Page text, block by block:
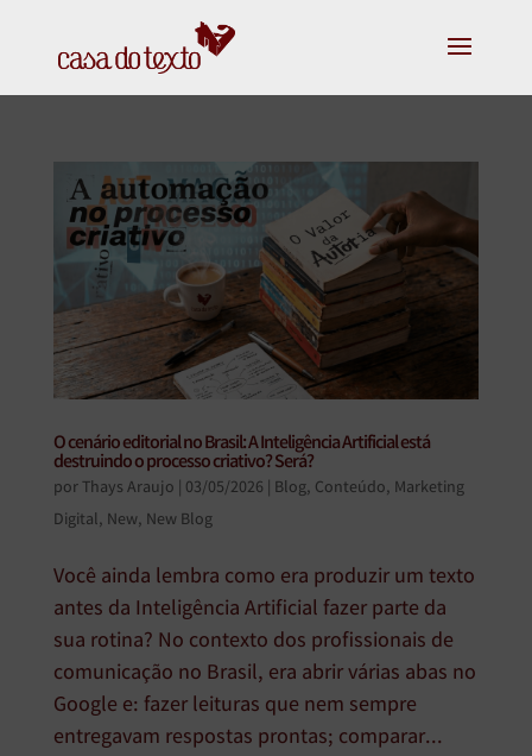
O cenário editorial no Brasil: A Inteligência Artificial está
destruindo o processo criativo? Será?
porThays Araujo 03/05/2026 Blog, Conteúdo, Marketing
Digital, New, New Blog
Você ainda lembra como era produzir um texto
antes da Inteligência Artificial fazer parte da
sua rotina? No contexto dos profissionais de
comunicação no Brasil, era abrir várias abas no
Google e: fazer leituras que nem sempre
entregavam respostas prontas; comparar...